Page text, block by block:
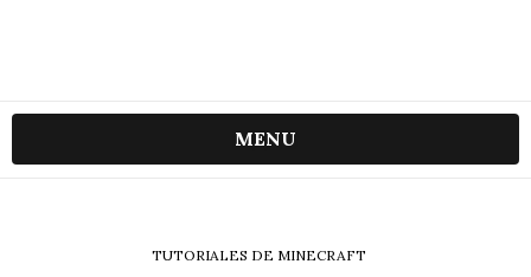
MENU
TUTORIALES DE MINECRAFT